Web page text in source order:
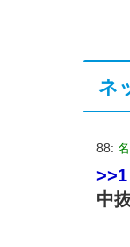
ネ
88:
>>1
中